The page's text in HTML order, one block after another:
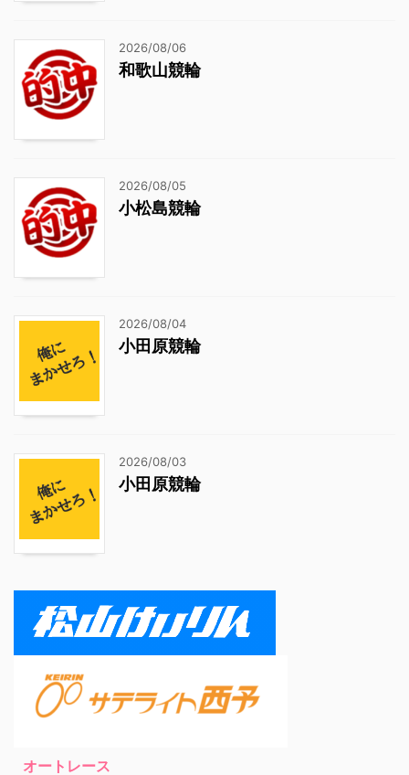
2026/08/06
和歌山競輪
2026/08/05
小松島競輪
2026/08/04
小田原競輪
2026/08/03
小田原競輪
オートレース